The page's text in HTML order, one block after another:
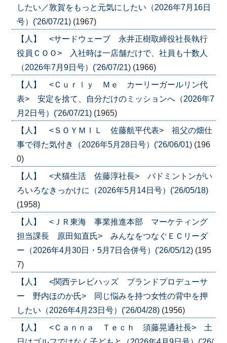
したい／敦賀をもっと元気にしたい（2026年7月16日
号）('26/07/21) (1967)
【人】 <サードウェーブ 永井正樹取締役社長執行
役員ＣＯＯ> 入社時は一店舗だけで、社員も十数人
（2026年7月9日号）('26/07/21) (1966)
【人】 <Ｃｕｒｌｙ Ｍｅ カーリーガールリン代
表> 安定を捨て、自分だけのミッションへ（2026年7
月2日号）('26/07/21) (1965)
【人】 <ＳＯＹＭＩＬ 佐藤航平代表> 祖父の畑仕
事で得た気付き（2026年5月28日号）('26/06/01) (196
0)
【人】 <犬猫生活 佐藤淳社長> バドミントンがい
ろいろなきっかけに（2026年5月14日号）('26/05/18)
(1958)
【人】 <ＪＲ東海 事業推進本部 マーケティング
担当課長 原田知直氏> みんなをつなぐＥＣリーダ
ー（2026年4月30日・5月7日合併号）('26/05/12) (195
7)
【人】 <関西テレビハッズ ブランドプロデューサ
ー 野内ほのか氏> 同じ悩みを持つ女性の背中を押
したい（2026年4月23日号）('26/04/28) (1956)
【人】 <Ｃａｎｎａ Ｔｅｃｈ 須藤晃通社長> 土